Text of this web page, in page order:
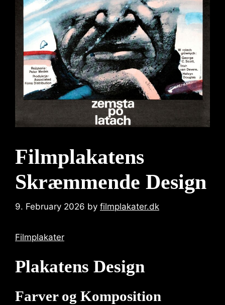
Filmplakatens
Skræmmende Design
9. February 2026 by filmplakater.dk
Filmplakater
Plakatens Design
Farver og Komposition